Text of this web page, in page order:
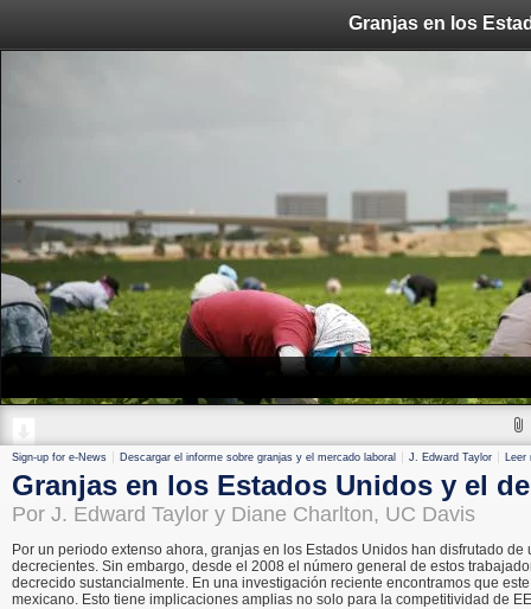
Sign-up for e-News Descargar el informe sobre granjas y el mercado laboral J. Edward Taylor Leer
Granjas en los Estados Unidos y el
Por J. Edward Taylor y Diane Charlton, UC Davis
Por un periodo extenso ahora, granjas en los Estados Unidos han disfrutado
decrecientes. Sin embargo, desde el 2008 el número general de estos
decrecido sustancialmente. En una investigación reciente encontramos que
mexicano. Esto tiene implicaciones amplias no solo para la competitividad de